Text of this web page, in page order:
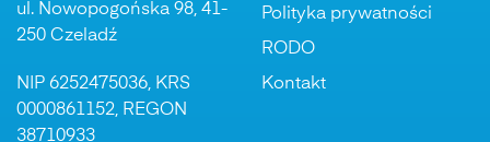
ul. Nowopogońska 98, 41-
250 Czeladź
NIP 6252475036, KRS
0000861152, REGON
38710933
Polityka prywatności
RODO
Kontakt